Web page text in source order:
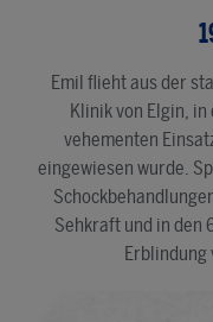
Emil flieht aus der
Klinik von Elgin,
vehementen
eingewiesen wurde.
Sehkraft und in den